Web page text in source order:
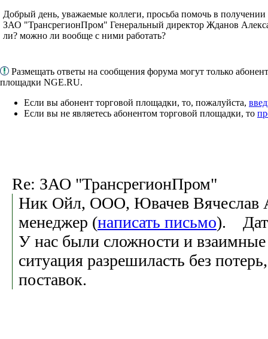
Добрый день, уважаемые коллеги, просьба помочь в
ЗАО "ТрансрегионПром" Генеральный директор Жданов
ли? можно ли вообще с ними работать?
Размещать ответы на сообщения форума могут только
площадки NGE.RU.
Если вы абонент торговой площадки, то, пожалуйста,
Если вы не являетесь абонентом торговой площадки, то
Re: ЗАО "ТрансрегионПром"
Ник Ойл, ООО, Ювачев Вячеслав
менеджер (написать письмо).
У нас были сложности и взаимные
ситуация разрешиласть без
поставок.